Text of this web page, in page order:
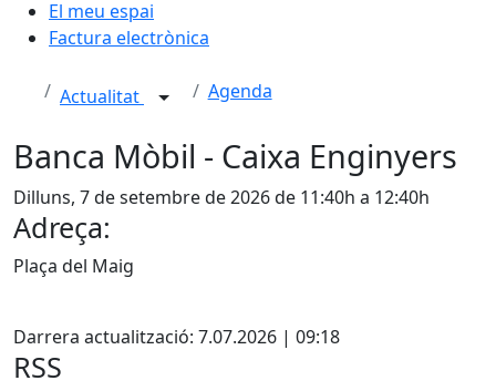
El meu espai
Factura electrònica
Actualitat Agenda
Banca Mòbil - Caixa Enginyers
Dilluns, 7 de setembre de 2026 de 11:40h a 12:40h
Adreça:
Plaça del Maig
Darrera actualització: 7.07.2026 | 09:18
RSS